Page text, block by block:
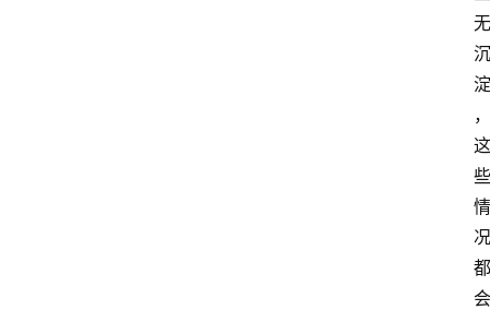
无
沉
淀
，
这
些
情
况
都
会